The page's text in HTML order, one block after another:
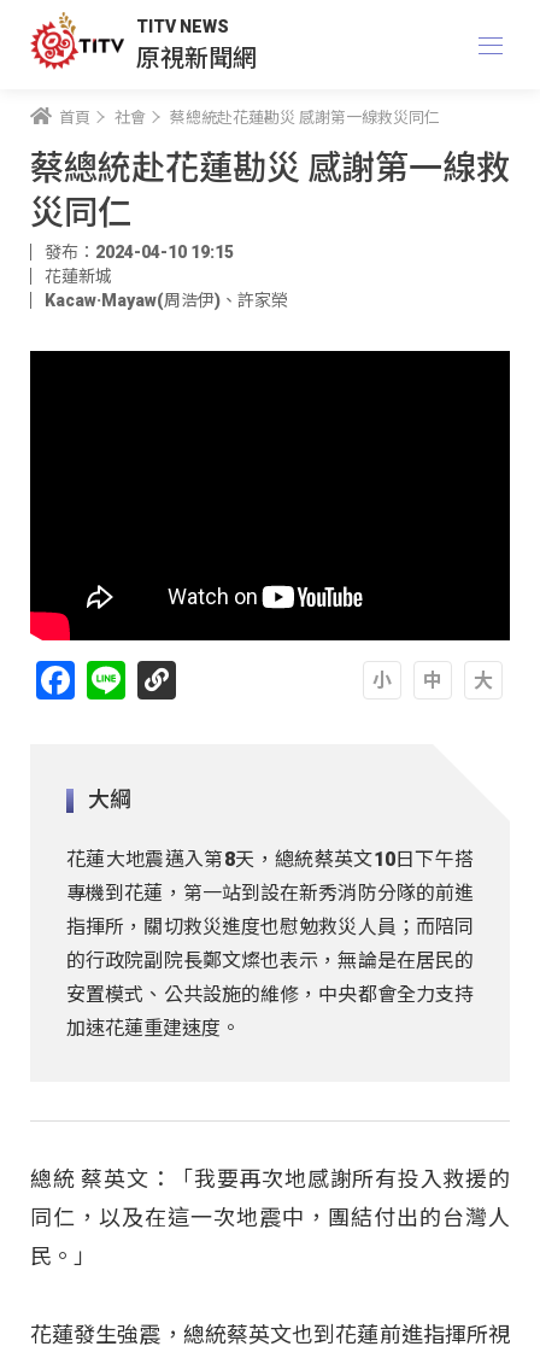
TITV NEWS
原視新聞網
首頁 社會 蔡總統赴花蓮勘災 感謝第一線救災同仁
蔡總統赴花蓮勘災 感謝第一線救
災同仁
發布：2024-04-10 19:15
花蓮新城
Kacaw·Mayaw(周浩伊) 、 許家榮
Facebook
Line
大綱
花蓮大地震邁入第8天，總統蔡英文10日下午搭
專機到花蓮，第一站到設在新秀消防分隊的前進
指揮所，關切救災進度也慰勉救災人員；而陪同
的行政院副院長鄭文燦也表示，無論是在居民的
安置模式、公共設施的維修，中央都會全力支持
加速花蓮重建速度。
總統 蔡英文：「我要再次地感謝所有投入救援的
同仁，以及在這一次地震中，團結付出的台灣人
民。」
花蓮發生強震，總統蔡英文也到花蓮前進指揮所視